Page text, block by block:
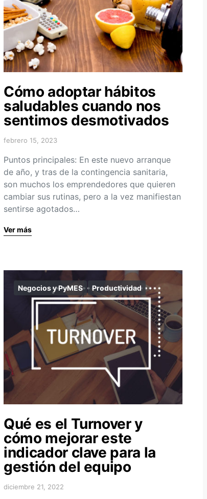
Cómo adoptar hábitos
saludables cuando nos
sentimos desmotivados
febrero 15, 2023
Puntos principales: En este nuevo arranque
de año, y tras de la contingencia sanitaria,
son muchos los emprendedores que quieren
cambiar sus rutinas, pero a la vez manifiestan
sentirse agotados…
Ver más
Negocios y PyMES Productividad
Qué es el Turnover y
cómo mejorar este
indicador clave para la
gestión del equipo
diciembre 21, 2022